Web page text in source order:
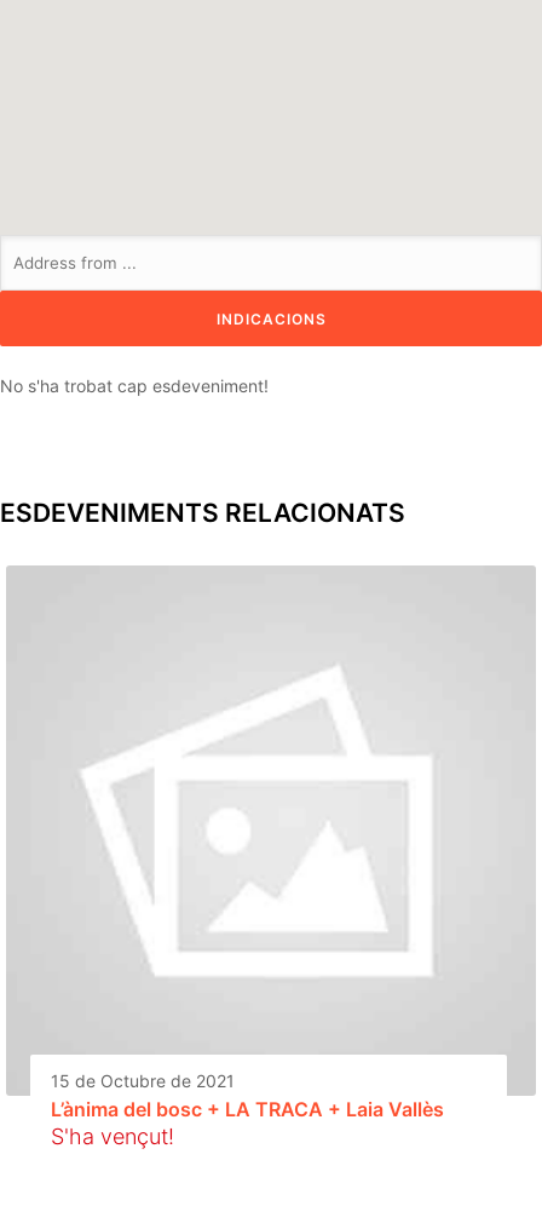
No s'ha trobat cap esdeveniment!
ESDEVENIMENTS RELACIONATS
15 de Octubre de 2021
L’ànima del bosc + LA TRACA + Laia Vallès
S'ha vençut!